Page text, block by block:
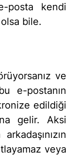
posta kendi
bile.
ve
e-postanın
edildiği
gelir. Aksi
veya